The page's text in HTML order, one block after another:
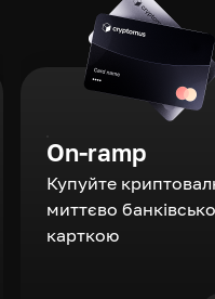
On-ramp
Купуйте
миттєво
карткою